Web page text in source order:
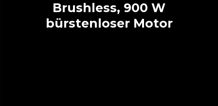
Brushless, 900 W
bürstenloser Motor